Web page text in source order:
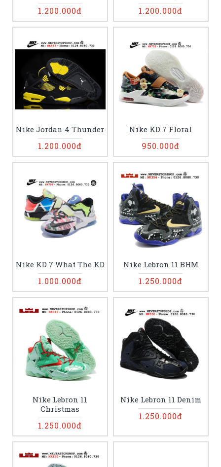
1.200.000đ 1.200.000đ
Nike Jordan 4 Thunder
1.200.000đ
Nike KD 7 Floral
950.000đ
Nike KD 7 What The KD
1.000.000đ
Nike Lebron 11 BHM
1.250.000đ
Nike Lebron 11
Christmas
1.250.000đ
Nike Lebron 11 Denim
1.250.000đ